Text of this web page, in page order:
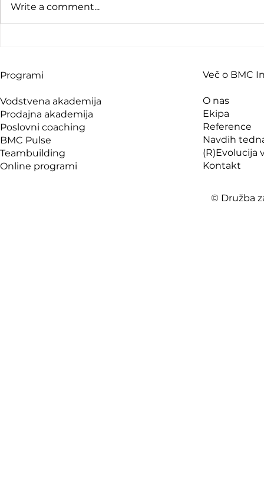
Write a comment...
Programi
Vodstvena akademija
Prodajna akademija
Poslovni coaching
BMC Pulse
Teambuilding
Online programi
Več o BMC
O nas
Ekipa
Reference
Navdih
(R)Evolucija
Kontakt
© Družba